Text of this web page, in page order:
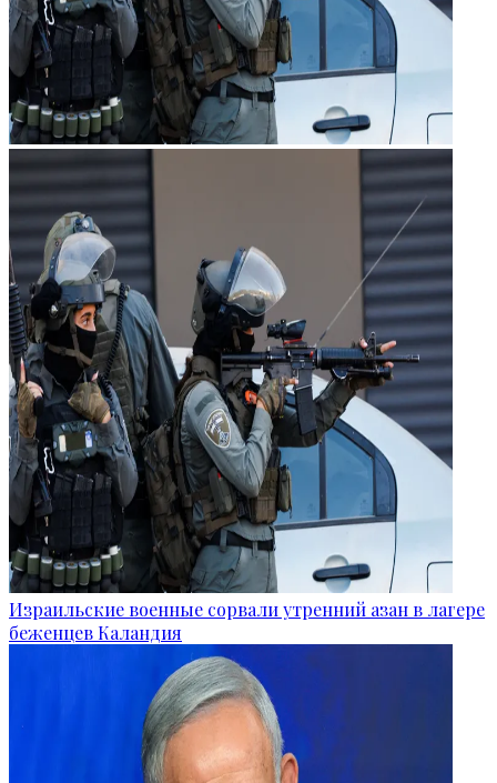
Израильские военные сорвали утренний азан в лагере
беженцев Каландия